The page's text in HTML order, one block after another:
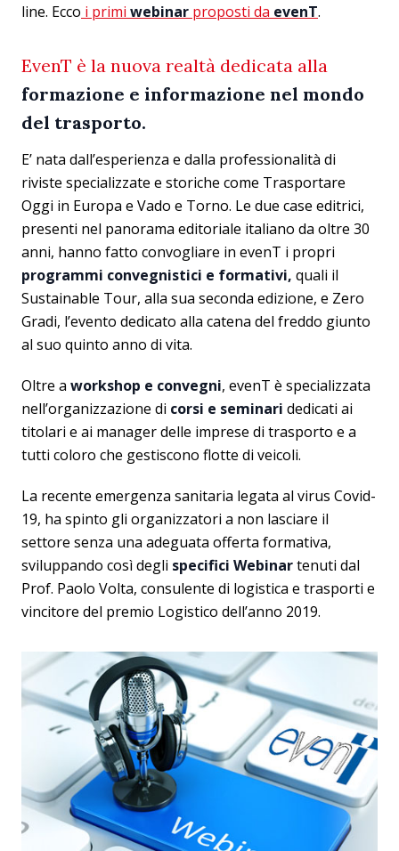
line. Ecco i primi webinar proposti da evenT.
EvenT è la nuova realtà dedicata alla
formazione e informazione nel mondo
del trasporto.
E’ nata dall’esperienza e dalla professionalità di
riviste specializzate e storiche come Trasportare
Oggi in Europa e Vado e Torno. Le due case editrici,
presenti nel panorama editoriale italiano da oltre 30
anni, hanno fatto convogliare in evenT i propri
programmi convegnistici e formativi, quali il
Sustainable Tour, alla sua seconda edizione, e Zero
Gradi, l’evento dedicato alla catena del freddo giunto
al suo quinto anno di vita.
Oltre a workshop e convegni, evenT è specializzata
nell’organizzazione di corsi e seminari dedicati ai
titolari e ai manager delle imprese di trasporto e a
tutti coloro che gestiscono flotte di veicoli.
La recente emergenza sanitaria legata al virus Covid-
19, ha spinto gli organizzatori a non lasciare il
settore senza una adeguata offerta formativa,
sviluppando così degli specifici Webinartenuti dal
Prof. Paolo Volta, consulente di logistica e trasporti e
vincitore del premio Logistico dell’anno 2019.